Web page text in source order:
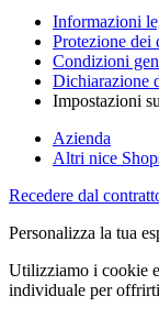
Informazioni
Protezione dei
Condizioni
Dichiarazione
Impostazioni
Azienda
Altri nice
Recedere dal
Personalizza la tua
Utilizziamo i cookie
individuale per offrirti